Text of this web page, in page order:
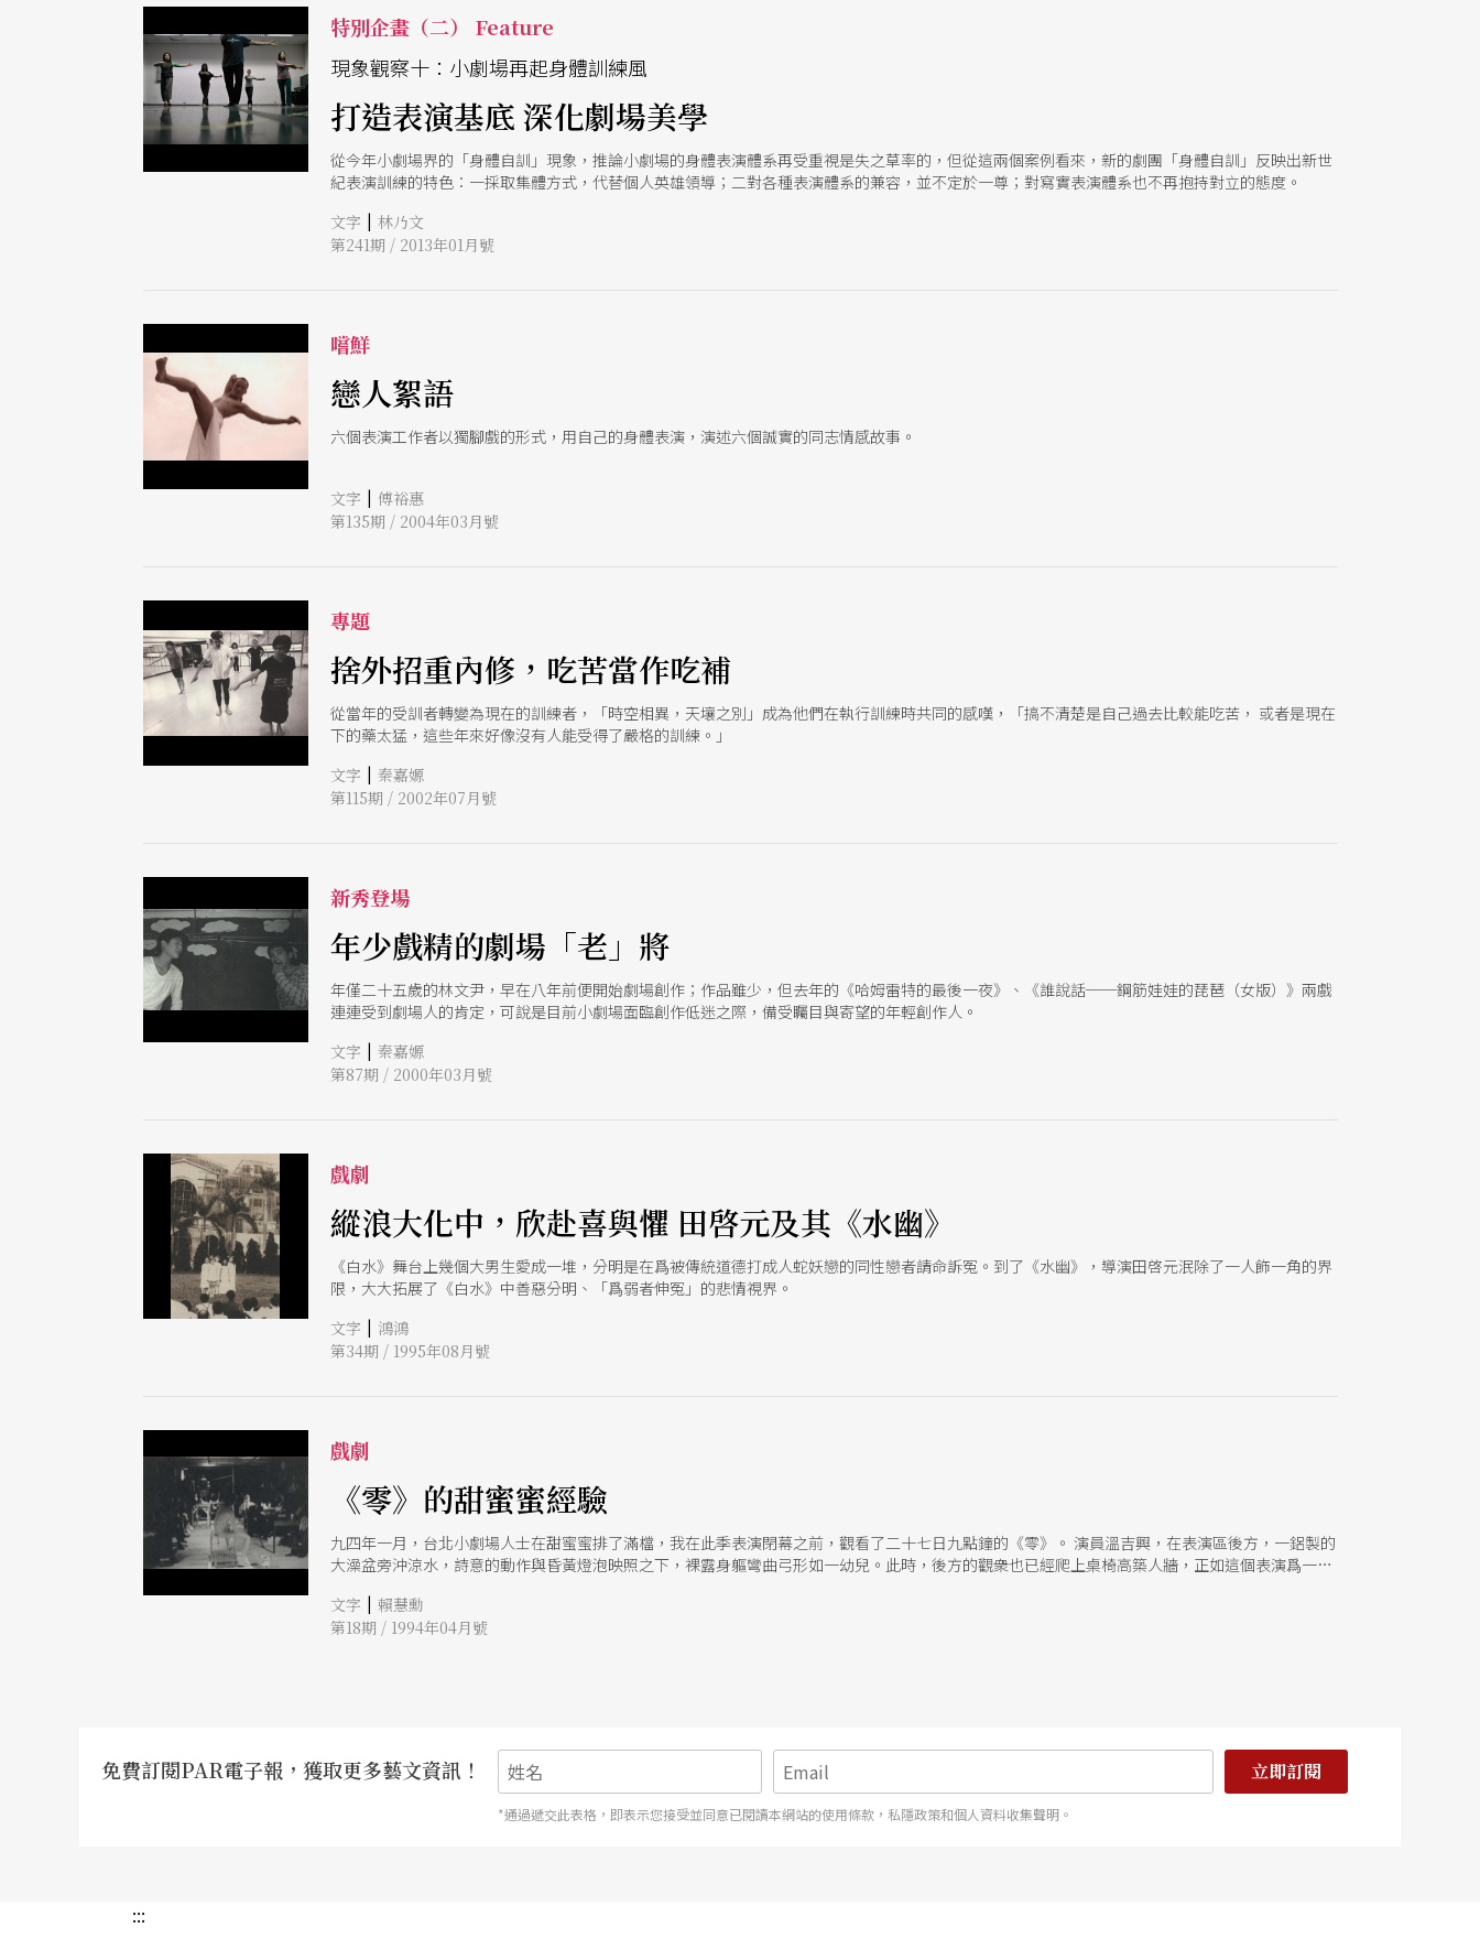
特別企畫（二） Feature
現象觀察十：小劇場再起身體訓練風
打造表演基底 深化劇場美學
從今年小劇場界的「身體自訓」現象，推論小劇場的身體表演體系再受重視是失之草率的，但從這兩個案例看來，新的劇團「身體自訓」反映出新世
紀表演訓練的特色：一採取集體方式，代替個人英雄領導；二對各種表演體系的兼容，並不定於一尊；對寫實表演體系也不再抱持對立的態度。
文字 | 林乃文
第241期 / 2013年01月號
嚐鮮
戀人絮語
六個表演工作者以獨腳戲的形式，用自己的身體表演，演述六個誠實的同志情感故事。
文字 | 傅裕惠
第135期 / 2004年03月號
專題
捨外招重內修，吃苦當作吃補
從當年的受訓者轉變為現在的訓練者，「時空相異，天壤之別」成為他們在執行訓練時共同的感嘆，「搞不清楚是自己過去比較能吃苦， 或者是現在
下的藥太猛，這些年來好像沒有人能受得了嚴格的訓練。」
文字 | 秦嘉嫄
第115期 / 2002年07月號
新秀登場
年少戲精的劇場「老」將
年僅二十五歲的林文尹，早在八年前便開始劇場創作；作品雖少，但去年的《哈姆雷特的最後一夜》、《誰說話──鋼筋娃娃的琵琶（女版）》兩戲
連連受到劇場人的肯定，可說是目前小劇場面臨創作低迷之際，備受矚目與寄望的年輕創作人。
文字 | 秦嘉嫄
第87期 / 2000年03月號
戲劇
縱浪大化中，欣赴喜與懼 田啓元及其《水幽》
《白水》舞台上幾個大男生愛成一堆，分明是在爲被傳統道德打成人蛇妖戀的同性戀者請命訴冤。到了《水幽》，導演田啓元泯除了一人飾一角的界
限，大大拓展了《白水》中善惡分明、「爲弱者伸冤」的悲情視界。
文字 | 鴻鴻
第34期 / 1995年08月號
戲劇
《零》的甜蜜蜜經驗
九四年一月，台北小劇場人士在甜蜜蜜排了滿檔，我在此季表演閉幕之前，觀看了二十七日九點鐘的《零》。 演員溫吉興，在表演區後方，一鋁製的
大澡盆旁沖涼水，詩意的動作與昏黃燈泡映照之下，裸露身軀彎曲弓形如一幼兒。此時，後方的觀衆也已經爬上桌椅高築人牆，正如這個表演爲一月
業化而遷徙，整個故事也由「產業道路」一詞後，終於不得不放棄不熟稔的客語，改以國語敍述。 誠摯的言語與和緩的肢體動作，卸除了觀戲者難以
放鬆的驚異目光。整個表演以符合演員特質的步調自然呈現，其裸露與自白可謂同質性的象徵手法；然而敍述故事的同時，溫吉興仍能加入一兩句自
文字 | 賴慧勳
第18期 / 1994年04月號
免費訂閱PAR電子報，獲取更多藝文資訊！ 立即訂閱
*通過遞交此表格，即表示您接受並同意已閱讀本網站的使用條款，私隱政策和個人資料收集聲明。
:::